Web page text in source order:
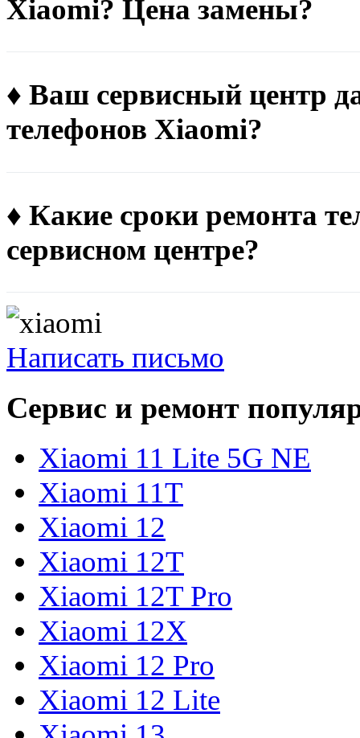
Xiaomi? Цена замены?
♦ Ваш сервисный центр
телефонов Xiaomi?
♦ Какие сроки ремонта
сервисном центре?
Написать письмо
Сервис и ремонт
Xiaomi 11 Lite 5G NE
Xiaomi 11T
Xiaomi 12
Xiaomi 12T
Xiaomi 12T Pro
Xiaomi 12X
Xiaomi 12 Pro
Xiaomi 12 Lite